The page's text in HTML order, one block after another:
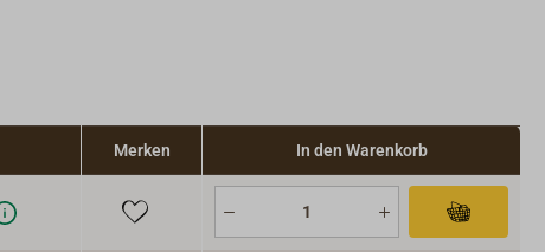
Merken In den Warenkorb